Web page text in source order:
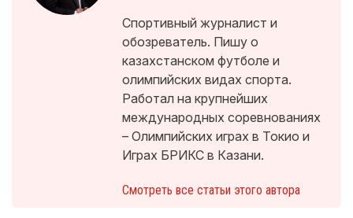
Спортивный журналист и
обозреватель. Пишу о
казахстанском футболе и
олимпийских видах спорта.
Работал на крупнейших
международных соревнованиях
– Олимпийских играх в Токио и
Играх БРИКС в Казани.
Смотреть все статьи этого автора